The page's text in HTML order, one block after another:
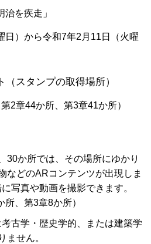
を疾走」
）から令和7年2月11日（火曜
スタンプの取得場所）
2章44か所、第3章41か所）
30か所では、その場所にゆかり
などのARコンテンツが出現しま
写真や動画を撮影できます。
所、第3章8か所）
考古学・歴史学的、または建築学
ません。